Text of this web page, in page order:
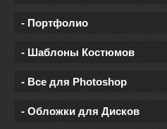
- Портфолио
- Шаблоны Костюмов
- Все для Photoshop
- Обложки для Дисков